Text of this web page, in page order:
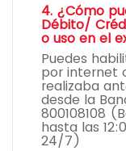
4. ¿Cómo
Débito/
o uso en el
Puedes
por internet
realizaba
desde la
800108108
hasta las
24/7)